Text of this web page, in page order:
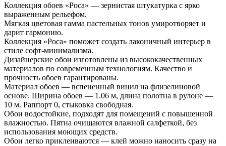
Коллекция обоев «Роса» — зернистая штукатурка с ярко
выраженным рельефом.
Мягкая цветовая гамма пастельных тонов умиротворяет и
дарит гармонию.
Коллекция «Роса» поможет создать лаконичный интерьер в
стиле софт-минимализма.
Дизайнерские обои изготовлены из высококачественных
материалов по современным технологиям. Качество и
прочность обоев гарантированы.
Материал обоев — вспененный винил на флизелиновой
основе. Ширина обоев — 1.06 м, длина полотна в рулоне —
10 м. Раппорт 0, стыковка свободная.
Обои водостойкие, подходят для помещений с повышенной
влажностью. Пятна очищаются влажной салфеткой, без
использования моющих средств.
Обои легко приклеиваются — клей можно наносить сразу на